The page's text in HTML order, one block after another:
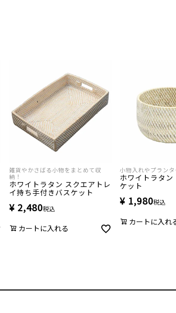
雑貨やかさばる小物をまとめて収
納！
ホワイトラタン スクエアトレ
イ持ち手付きバスケット
¥ 2,480税込
カートに入れる
小物入れやプラン
ホワイトラタン
ケット
¥ 1,980税込
カートに入れ